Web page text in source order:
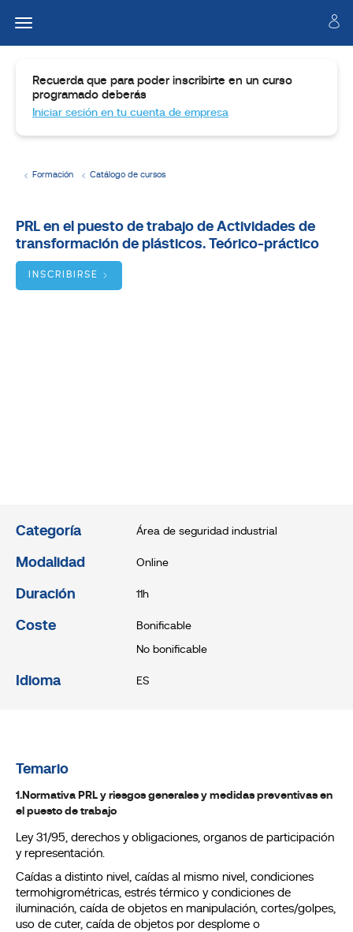
Formación Catálogo de cursos
Dirigido
a
Objetivos
Recuerda que para poder inscribirte en un curso
programado deberás
Iniciar sesión en tu cuenta de empresa
PRL en el puesto de trabajo de Actividades de
transformación de plásticos. Teórico-práctico
INSCRIBIRSE
Categoría Área de seguridad industrial
Modalidad Online
Duración 11h
Coste
Bonificable
No bonificable
Idioma ES
Temario
1.Normativa PRL y riesgos generales y medidas preventivas en
el puesto de trabajo
Ley 31/95, derechos y obligaciones, organos de participación
y representación.
Caídas a distinto nivel, caídas al mismo nivel, condiciones
termohigrométricas, estrés térmico y condiciones de
iluminación, caída de objetos en manipulación, cortes/golpes,
uso de cuter, caída de objetos por desplome o